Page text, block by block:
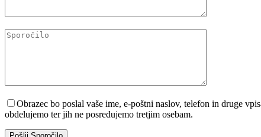
Obrazec bo poslal vaše ime, e-poštni naslov, telefon in druge
obdelujemo ter jih ne posredujemo tretjim osebam.